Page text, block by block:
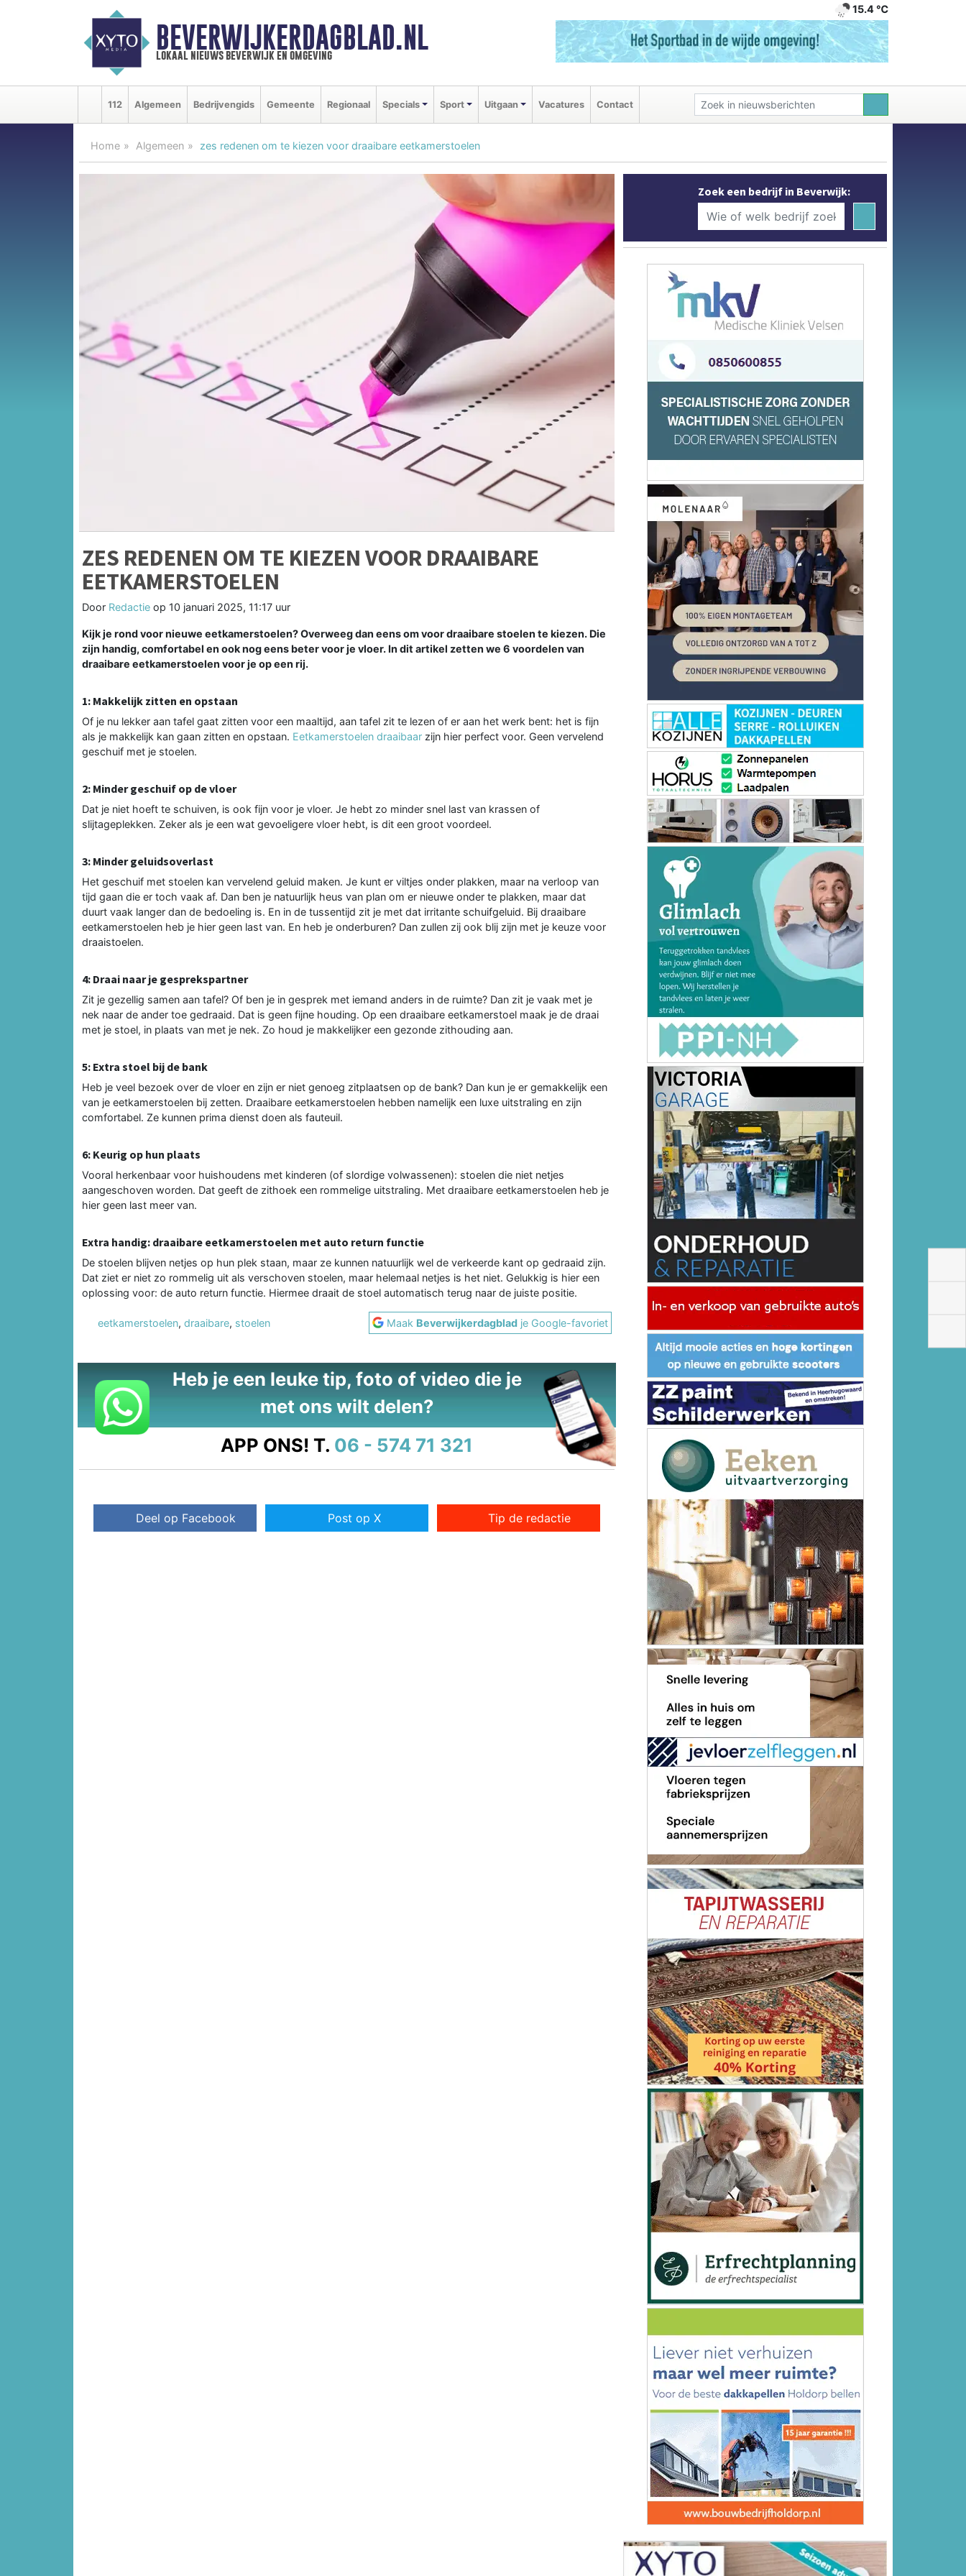
BEVERWIJKERDAGBLAD.NL
lokaal nieuws beverwijk en omgeving
15.4 ℃
112 Algemeen Bedrijvengids Gemeente Regionaal Specials Sport Uitgaan Vacatures Contact
Home Algemeen zes redenen om te kiezen voor draaibare eetkamerstoelen
ZES REDENEN OM TE KIEZEN VOOR DRAAIBARE
EETKAMERSTOELEN
Door Redactie op 10 januari 2025, 11:17 uur
Kijk je rond voor nieuwe eetkamerstoelen? Overweeg dan eens om voor draaibare stoelen te kiezen. Die
zijn handig, comfortabel en ook nog eens beter voor je vloer. In dit artikel zetten we 6 voordelen van
draaibare eetkamerstoelen voor je op een rij.
1: Makkelijk zitten en opstaan
Of je nu lekker aan tafel gaat zitten voor een maaltijd, aan tafel zit te lezen of er aan het werk bent: het is fijn
als je makkelijk kan gaan zitten en opstaan. Eetkamerstoelen draaibaar zijn hier perfect voor. Geen vervelend
geschuif met je stoelen.
2: Minder geschuif op de vloer
Dat je niet hoeft te schuiven, is ook fijn voor je vloer. Je hebt zo minder snel last van krassen of
slijtageplekken. Zeker als je een wat gevoeligere vloer hebt, is dit een groot voordeel.
3: Minder geluidsoverlast
Het geschuif met stoelen kan vervelend geluid maken. Je kunt er viltjes onder plakken, maar na verloop van
tijd gaan die er toch vaak af. Dan ben je natuurlijk heus van plan om er nieuwe onder te plakken, maar dat
duurt vaak langer dan de bedoeling is. En in de tussentijd zit je met dat irritante schuifgeluid. Bij draaibare
eetkamerstoelen heb je hier geen last van. En heb je onderburen? Dan zullen zij ook blij zijn met je keuze voor
draaistoelen.
4: Draai naar je gesprekspartner
Zit je gezellig samen aan tafel? Of ben je in gesprek met iemand anders in de ruimte? Dan zit je vaak met je
nek naar de ander toe gedraaid. Dat is geen fijne houding. Op een draaibare eetkamerstoel maak je de draai
met je stoel, in plaats van met je nek. Zo houd je makkelijker een gezonde zithouding aan.
5: Extra stoel bij de bank
Heb je veel bezoek over de vloer en zijn er niet genoeg zitplaatsen op de bank? Dan kun je er gemakkelijk een
van je eetkamerstoelen bij zetten. Draaibare eetkamerstoelen hebben namelijk een luxe uitstraling en zijn
comfortabel. Ze kunnen prima dienst doen als fauteuil.
6: Keurig op hun plaats
Vooral herkenbaar voor huishoudens met kinderen (of slordige volwassenen): stoelen die niet netjes
aangeschoven worden. Dat geeft de zithoek een rommelige uitstraling. Met draaibare eetkamerstoelen heb je
hier geen last meer van.
Extra handig: draaibare eetkamerstoelen met auto return functie
De stoelen blijven netjes op hun plek staan, maar ze kunnen natuurlijk wel de verkeerde kant op gedraaid zijn.
Dat ziet er niet zo rommelig uit als verschoven stoelen, maar helemaal netjes is het niet. Gelukkig is hier een
oplossing voor: de auto return functie. Hiermee draait de stoel automatisch terug naar de juiste positie.
eetkamerstoelen, draaibare, stoelen Maak Beverwijkerdagblad je Google-favoriet
Heb je een leuke tip, foto of video die je
met ons wilt delen?
APP ONS! T. 06 - 574 71 321
Deel op Facebook Post op X Tip de redactie
Zoek een bedrijf in Beverwijk: